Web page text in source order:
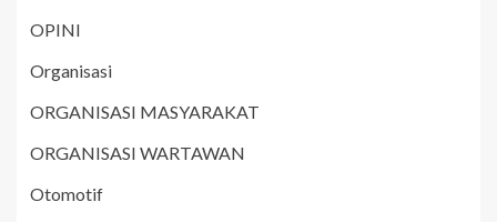
OPINI
Organisasi
ORGANISASI MASYARAKAT
ORGANISASI WARTAWAN
Otomotif